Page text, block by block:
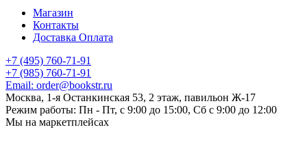
Магазин
Контакты
Доставка Оплата
+7 (495) 760-71-91
+7 (985) 760-71-91
Email: order@bookstr.ru
Москва, 1-я Останкинская 53, 2 этаж, павильон Ж-17
Режим работы: Пн - Пт, с 9:00 до 15:00, Сб с 9:00 до 12:00
Мы на маркетплейсах